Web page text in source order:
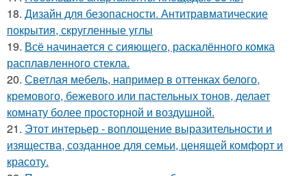
18. Дизайн для безопасности. Антитравматические
покрытия, скругленные углы
19. Всё начинается с сияющего, раскалённого комка
расплавленного стекла.
20. Светлая мебель, например в оттенках белого,
кремового, бежевого или пастельных тонов, делает
комнату более просторной и воздушной.
21. Этот интерьер - воплощение выразительности и
изящества, созданное для семьи, ценящей комфорт и
красоту.